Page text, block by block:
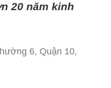
20 năm kinh
6, Quận 10,